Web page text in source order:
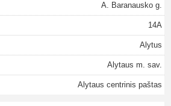
A. Baranausko g.
14A
Alytus
Alytaus m. sav.
Alytaus centrinis paštas